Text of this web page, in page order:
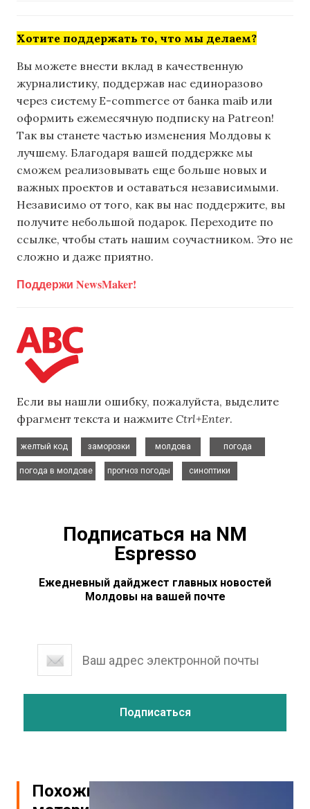
Хотите поддержать то, что мы делаем?
Вы можете внести вклад в качественную
журналистику, поддержав нас единоразово
через систему E-commerce от банка maib или
оформить ежемесячную подписку на Patreon!
Так вы станете частью изменения Молдовы к
лучшему. Благодаря вашей поддержке мы
сможем реализовывать еще больше новых и
важных проектов и оставаться независимыми.
Независимо от того, как вы нас поддержите, вы
получите небольшой подарок. Переходите по
ссылке, чтобы стать нашим соучастником. Это не
сложно и даже приятно.
Поддержи NewsMaker!
Если вы нашли ошибку, пожалуйста, выделите
фрагмент текста и нажмите Ctrl+Enter.
желтый код
заморозки
молдова
погода
погода в молдове
прогноз погоды
синоптики
Подписаться на NM
Espresso
Ежедневный дайджест главных новостей
Молдовы на вашей почте
Похожие